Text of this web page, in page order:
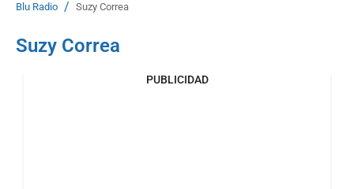
Blu Radio / Suzy Correa
Suzy Correa
PUBLICIDAD